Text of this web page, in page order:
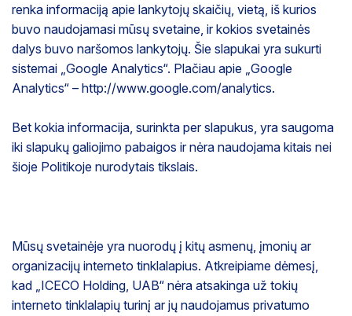
renka informaciją apie lankytojų skaičių, vietą, iš kurios
buvo naudojamasi mūsų svetaine, ir kokios svetainės
dalys buvo naršomos lankytojų. Šie slapukai yra sukurti
sistemai „Google Analytics“. Plačiau apie „Google
Analytics“ – http://www.google.com/analytics.
Bet kokia informacija, surinkta per slapukus, yra saugoma
iki slapukų galiojimo pabaigos ir nėra naudojama kitais nei
šioje Politikoje nurodytais tikslais.
Mūsų svetainėje yra nuorodų į kitų asmenų, įmonių ar
organizacijų interneto tinklalapius. Atkreipiame dėmesį,
kad „ICECO Holding, UAB“ nėra atsakinga už tokių
interneto tinklalapių turinį ar jų naudojamus privatumo